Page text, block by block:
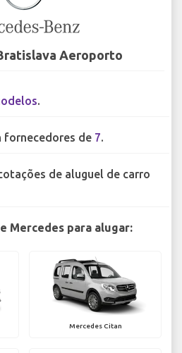
Aeroporto
.
fornecedores de 7.
de aluguel de carro
Mercedes para alugar:
Mercedes Citan